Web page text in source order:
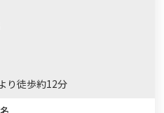
り徒歩約12分